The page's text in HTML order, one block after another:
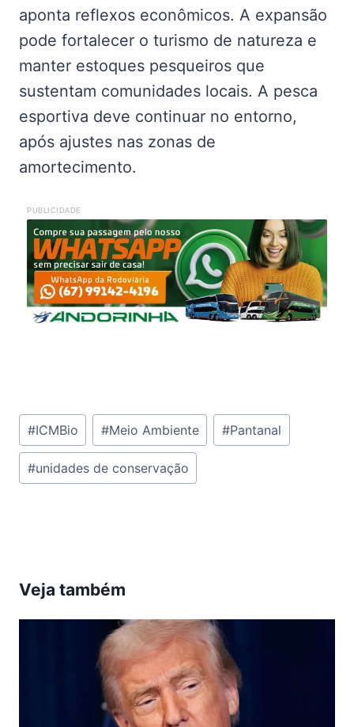
aponta reflexos econômicos. A expansão
pode fortalecer o turismo de natureza e
manter estoques pesqueiros que
sustentam comunidades locais. A pesca
esportiva deve continuar no entorno,
após ajustes nas zonas de
amortecimento.
PUBLICIDADE
Tags
do
Post:
#ICMBio #Meio Ambiente #Pantanal
#unidades de conservação
Veja também